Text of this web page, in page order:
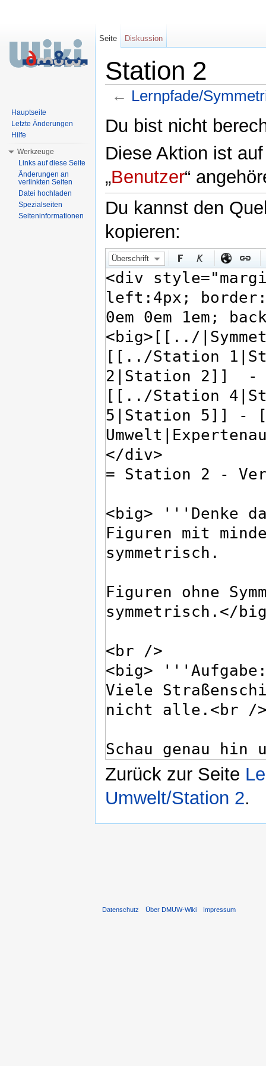
Station 2
← Lernpfade/
Du bist nicht
Diese Aktion ist
„Benutzer“
Du kannst den
kopieren:
Überschrift
Zurück zur Seite
Umwelt/Station 2.
Seite Diskussion
Hauptseite
Letzte Änderungen
Hilfe
Werkzeuge
Links auf diese Seite
Änderungen an
verlinkten Seiten
Datei hochladen
Spezialseiten
Seiteninformationen
Datenschutz Über DMUW-Wiki Impressum